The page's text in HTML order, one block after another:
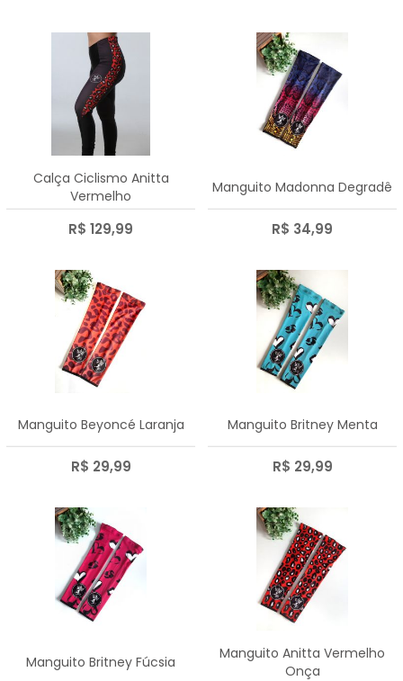
Calça Ciclismo Anitta
Vermelho
R$ 129,99
Manguito Madonna Degradê
R$ 34,99
Manguito Beyoncé Laranja
R$ 29,99
Manguito Britney Menta
R$ 29,99
Manguito Britney Fúcsia
Manguito Anitta Vermelho
Onça